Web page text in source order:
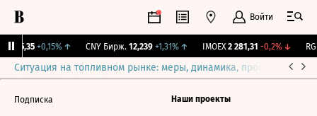
Войти
115,35 +0,15%↑ CNY Бирж. 12,239 +1,31%↑ IMOEX 2 281,31 -0,2%↓
Ситуация на топливном рынке: меры, динамика, прогнозы
Подписка Наши проекты